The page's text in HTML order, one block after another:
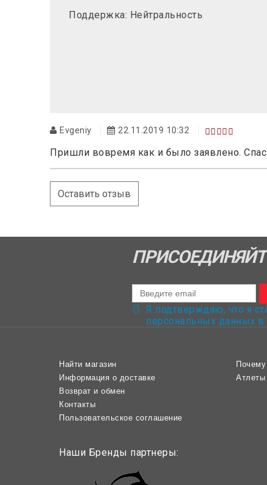
Поддержка: Нейтральность
Evgeniy 22.11.2019 10:32
Пришли вовремя как и было заявлено.
Оставить отзыв
Оценка
Я подтверждаю, что я
персональных данных в
Найти магазин
Информация о доставке
Возврат и обмен
Контакты
Пользовательское соглашение
Почему
Атлеты
Наши Бренды партнеры: